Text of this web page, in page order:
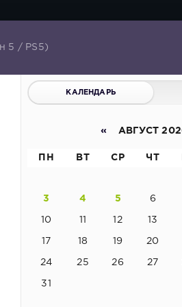
5 / PS5)
КАЛЕНДАРЬ
« АВГУСТ
ПН ВТ СР ЧТ
3 4 5 6
10 11 12 13
17 18 19 20
24 25 26 27
31